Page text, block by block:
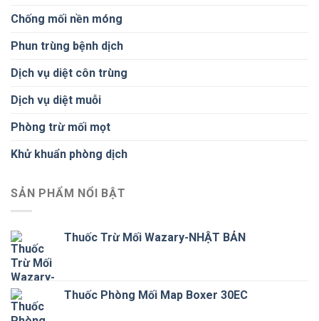
Chống mối nền móng
Phun trùng bệnh dịch
Dịch vụ diệt côn trùng
Dịch vụ diệt muỗi
Phòng trừ mối mọt
Khử khuẩn phòng dịch
SẢN PHẨM NỔI BẬT
Thuốc Trừ Mối Wazary-NHẬT BẢN
Thuốc Phòng Mối Map Boxer 30EC